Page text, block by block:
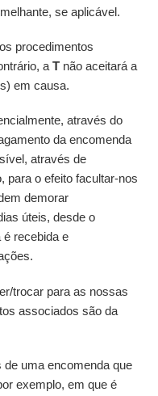
se aplicável.
procedimentos
a T não aceitará a
em causa.
através do
da encomenda
através de
para o efeito facultar-nos
demorar
úteis, desde o
é recebida e
trocar para as nossas
associados são da
uma encomenda que
exemplo, em que é